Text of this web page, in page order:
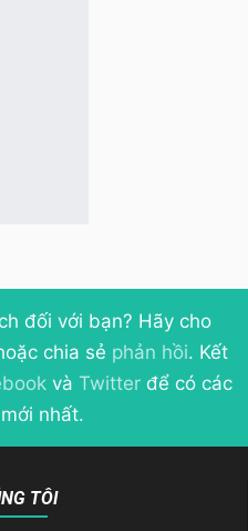
đối với bạn? Hãy cho
chia sẻ phản hồi. Kết
và Twitter để có các
nhất.
TÔI